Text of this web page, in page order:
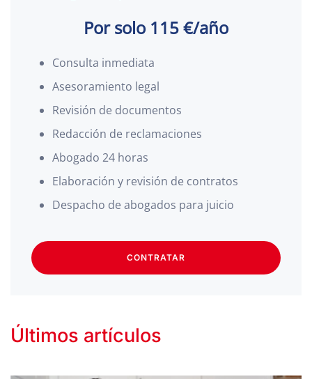
Por solo 115 €/año
Consulta inmediata
Asesoramiento legal
Revisión de documentos
Redacción de reclamaciones
Abogado 24 horas
Elaboración y revisión de contratos
Despacho de abogados para juicio
CONTRATAR
Últimos artículos